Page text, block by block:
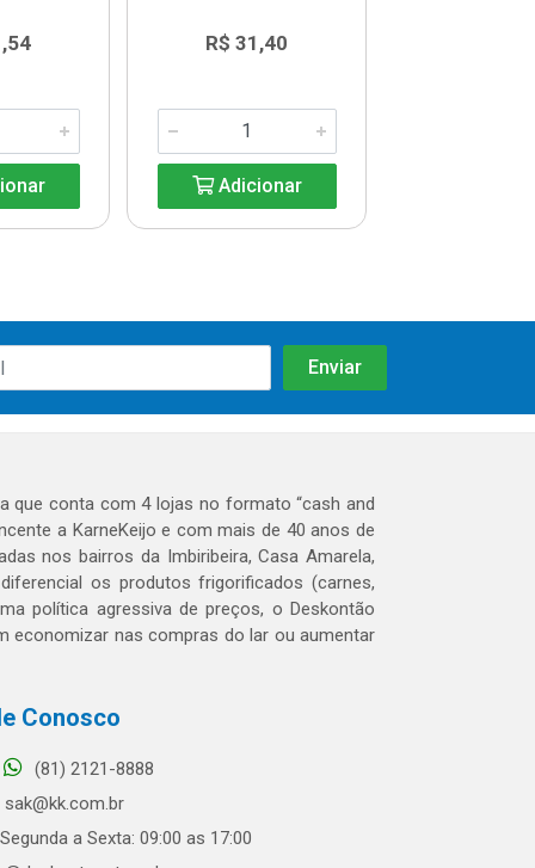
R$ 31,40
Adicionar
que conta com 4 lojas no formato “cash and
a KarneKeijo e com mais de 40 anos de
nos bairros da Imbiribeira, Casa Amarela,
os produtos frigorificados (carnes,
política agressiva de preços, o Deskontão
economizar nas compras do lar ou aumentar
Conosco
(81) 2121-8888
sak@kk.com.br
Segunda a Sexta: 09:00 as 17:00